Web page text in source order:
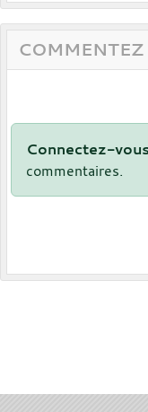
Connectez-
commentaires.